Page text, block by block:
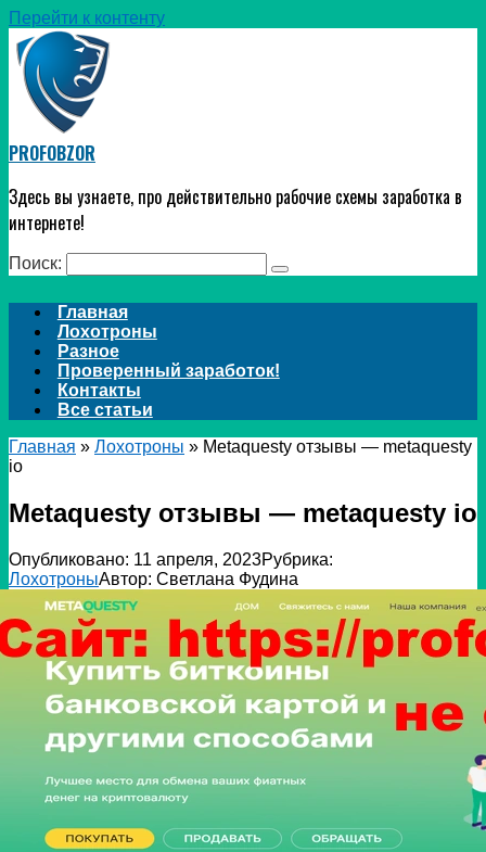
Перейти к контенту
PROFOBZOR
Здесь вы узнаете, про действительно рабочие схемы заработка в
интернете!
Поиск:
Главная
Лохотроны
Разное
Проверенный заработок!
Контакты
Все статьи
Главная » Лохотроны » Metaquesty отзывы — metaquesty
io
Metaquesty отзывы — metaquesty io
Опубликовано: 11 апреля, 2023Рубрика:
ЛохотроныАвтор: Светлана Фудина